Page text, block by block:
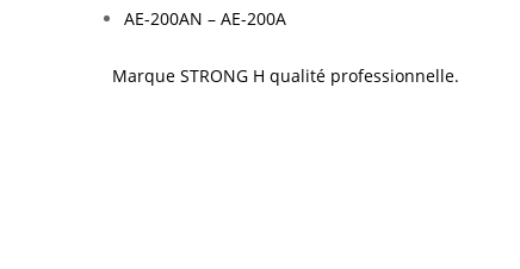
AE-200AN – AE-200A
Marque STRONG H qualité professionnelle.